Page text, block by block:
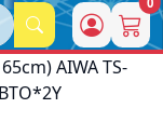
AIWA TS-